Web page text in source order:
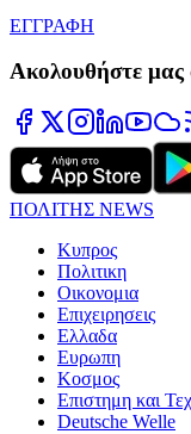
ΕΓΓΡΑΦΗ
Ακολουθήστε
ΠΟΛΙΤΗΣ NEWS
Κυπρος
Πολιτικη
Οικονομια
Επιχειρησεις
Ελλαδα
Ευρωπη
Κοσμος
Επιστημη και
Deutsche Welle